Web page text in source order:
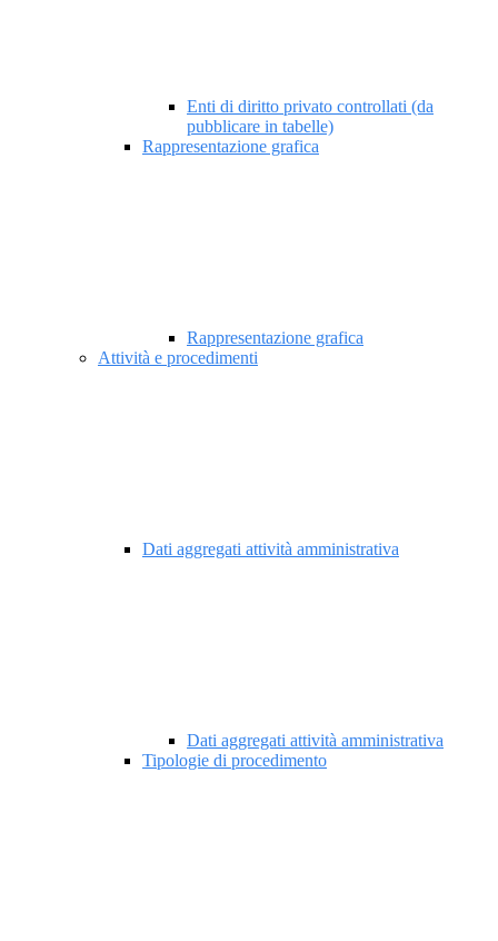
Enti di diritto privato controllati (da
pubblicare in tabelle)
Rappresentazione grafica
Rappresentazione grafica
Attività e procedimenti
Dati aggregati attività amministrativa
Dati aggregati attività amministrativa
Tipologie di procedimento